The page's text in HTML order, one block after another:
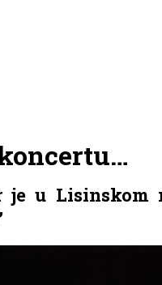
je u Lisinskom